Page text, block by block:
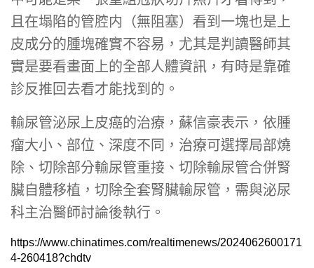
且在塌陷的管腔内（無阻塞）看到一塊也是上
皮成分的腫塊確實不容易，尤其是判讀醫師其
實是要看畫面上的全部人體資訊，有時是靠確
診反推回去看才能找到的。
輸尿管泌尿上皮癌的治療，蘇信豪表示，依腫
瘤大小、部位、深度不同，治療可選擇局部燒
除、切除部分輸尿管重接、切除輸尿管合併腎
臟自體移植，切除全套腎臟輸尿管，需與泌尿
科主治醫師討論後執行。
https://www.chinatimes.com/realtimenews/2024062600171
4-260418?chdtv